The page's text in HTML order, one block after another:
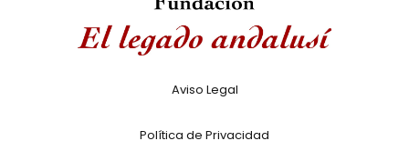
Aviso Legal
Política de Privacidad